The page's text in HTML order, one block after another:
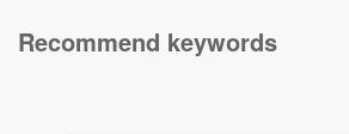
Recommend keywords